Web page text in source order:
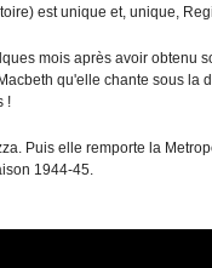
est unique et, unique,
mois après avoir obtenu
qu'elle chante sous la
!
Puis elle remporte la
1944-45.